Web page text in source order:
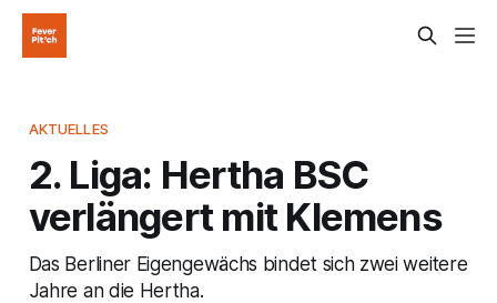
AKTUELLES
2. Liga: Hertha BSC
verlängert mit Klemens
Das Berliner Eigengewächs bindet sich zwei weitere
Jahre an die Hertha.